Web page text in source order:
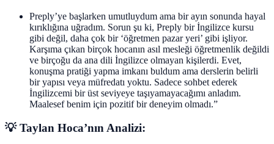
Preply’ye başlarken umutluydum ama bir ayın sonunda hayal
kırıklığına uğradım. Sorun şu ki, Preply bir İngilizce kursu
gibi değil, daha çok bir ‘öğretmen pazar yeri’ gibi işliyor.
Karşıma çıkan birçok hocanın asıl mesleği öğretmenlik değildi
ve birçoğu da ana dili İngilizce olmayan kişilerdi. Evet,
konuşma pratiği yapma imkanı buldum ama derslerin belirli
bir yapısı veya müfredatı yoktu. Sadece sohbet ederek
İngilizcemi bir üst seviyeye taşıyamayacağımı anladım.
Maalesef benim için pozitif bir deneyim olmadı.”
💡 Taylan Hoca’nın Analizi: